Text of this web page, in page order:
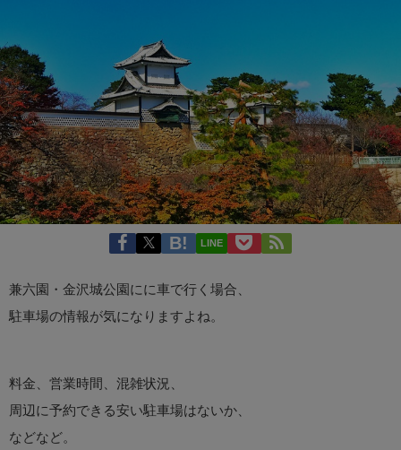
LINE
兼六園・金沢城公園にに車で行く場合、
駐車場の情報が気になりますよね。
料金、営業時間、混雑状況、
周辺に予約できる安い駐車場はないか、
などなど。